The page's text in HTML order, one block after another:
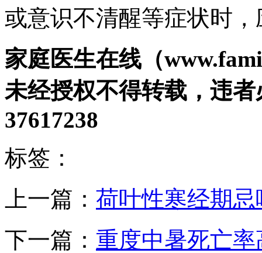
或意识不清醒等症状时
家庭医生在线（
未经授权不得转载，违
37617238
标签：
上一篇： 荷叶性寒经期
下一篇： 重度中暑死亡